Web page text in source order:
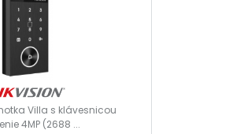
Villa s klávesnicou
4MP (2688 ...